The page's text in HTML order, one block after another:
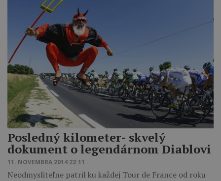
Posledný kilometer- skvelý
dokument o legendárnom Diablovi
11. NOVEMBRA 2014 22:11
Neodmysliteľne patril ku každej Tour de France od roku